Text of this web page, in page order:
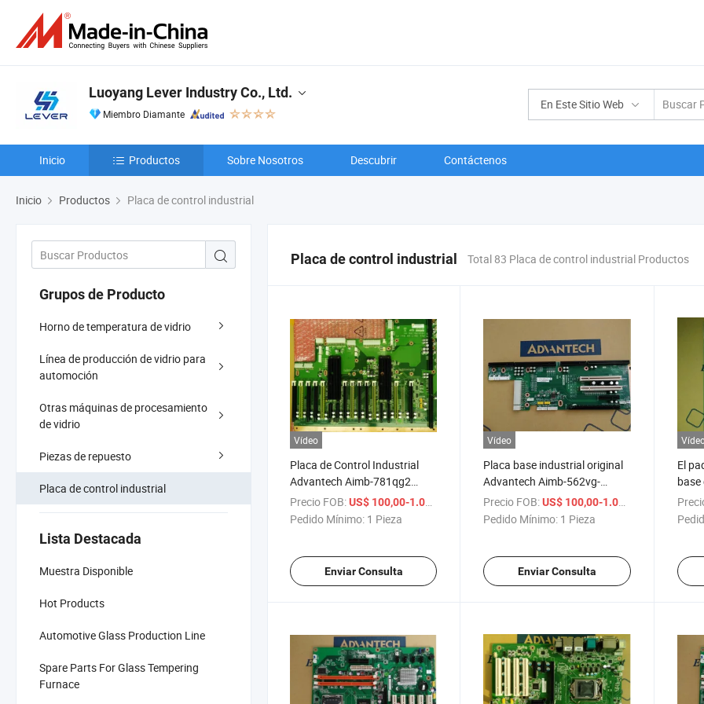
En Este Sitio Web
Luoyang Lever Industry Co., Ltd.
Miembro Diamante
Inicio Productos Sobre Nosotros Descubrir Contáctenos
Inicio Productos Placa de control industrial
Grupos de Producto
Horno de temperatura de vidrio
Línea de producción de vidrio para
automoción
Otras máquinas de procesamiento
de vidrio
Piezas de repuesto
Placa de control industrial
Lista Destacada
Muestra Disponible
Hot Products
Automotive Glass Production Line
Spare Parts For Glass Tempering
Furnace
Placa de control industrial Total 83 Placa de control industrial Productos
Vídeo
Placa de Control Industrial
Advantech Aimb-781qg2
Aimb-781qvg
Precio FOB:US$ 100,00-1.000,00
/ Pieza
Pedido Mínimo: 1 Pieza
Enviar Consulta
Vídeo
Placa base industrial original
Advantech Aimb-562vg-
Gra1e/00A1e Aimb-562g2
945 Placa base
Precio FOB: US$ 100,00-1.000,00
/ Pieza
Pedido Mínimo: 1 Pieza
Enviar Consulta
El
PCI-
para